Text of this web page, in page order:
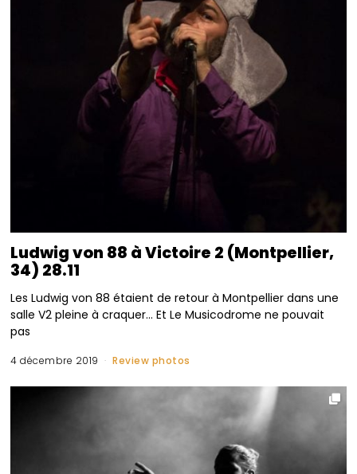
Ludwig von 88 à Victoire 2 (Montpellier,
34) 28.11
Les Ludwig von 88 étaient de retour à Montpellier dans une
salle V2 pleine à craquer… Et Le Musicodrome ne pouvait
pas
4 décembre 2019 Review photos